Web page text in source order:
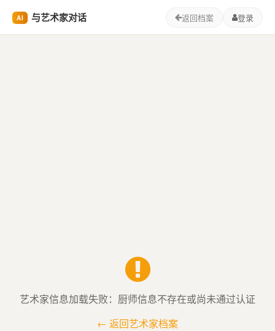
AI 与艺术家对话 返回档案 登录
艺术家信息加载失败：厨师信息不存在或尚未通过认证
← 返回艺术家档案